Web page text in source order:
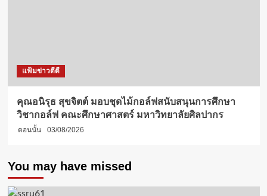
แฟ้มข่าวดีดี
คุณอนิรุธ สุขจิตต์ มอบชุดไม้กอล์ฟสนับสนุนการศึกษา
วิชากอล์ฟ คณะศึกษาศาสตร์ มหาวิทยาลัยศิลปากร
ตอนนั้น 03/08/2026
You may have missed